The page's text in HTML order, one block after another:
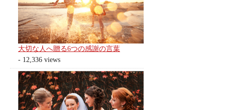
大切な人へ贈る6つの感謝の言葉
- 12,336 views